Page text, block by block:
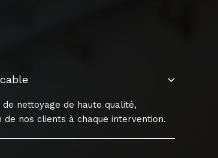
nettoyage de haute qualité,
nos clients à chaque intervention.